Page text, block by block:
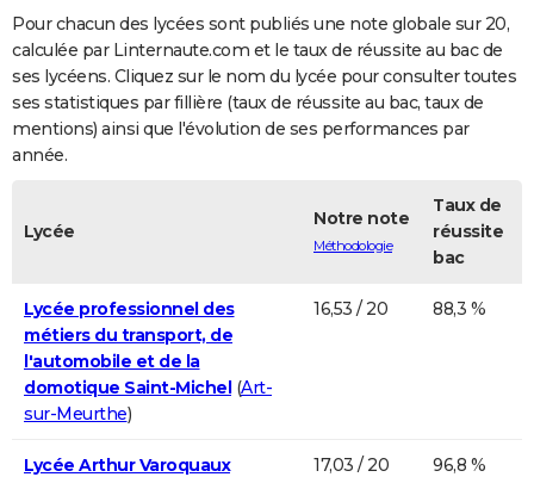
S'inscrire
Se connecter
Lycées
Collèges
Primaires
Universités
Entreprises
Service militaire
Avis de recherche
AVIS DE DÉCÈS
FORUM
Bricolage
Lifestyle
Culture
Sport
Auto
Television
Voyage
Cinema
Pour chacun des lycées sont publiés une note globale sur 20,
calculée par Linternaute.com et le taux de réussite au bac de
ses lycéens. Cliquez sur le nom du lycée pour consulter toutes
ses statistiques par fillière (taux de réussite au bac, taux de
mentions) ainsi que l'évolution de ses performances par
année.
Lycée
Notre note
Méthodologie
Taux de
réussite
bac
Lycée professionnel des
métiers du transport, de
l'automobile et de la
domotique Saint-Michel(Art-
sur-Meurthe)
16,53 / 20 88,3 %
Lycée Arthur Varoquaux
17,03 / 20 96,8 %